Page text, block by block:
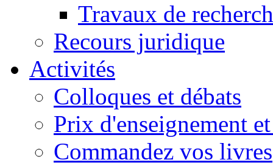
Travaux de
Recours juridique
Activités
Colloques et débats
Prix d'enseignement
Commandez vos livres